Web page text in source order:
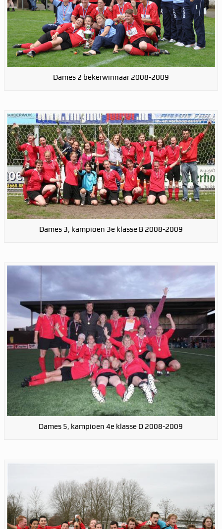
Dames 2 bekerwinnaar 2008-2009
Dames 3, kampioen 3e klasse B 2008-2009
Dames 5, kampioen 4e klasse D 2008-2009